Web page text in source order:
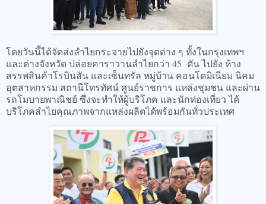
โดยวันนี้ได้จัดส่งลำไยกระจายไปยังจุดต่าง ๆ ทั้งในกรุงเทพฯ
และต่างจังหวัด ปล่อยคาราวานลำไยกว่า 45 ตัน ไปยัง ห้าง
สรรพสินค้าโรบินสัน และเซ็นทรัล หมู่บ้าน คอนโดมิเนียม นิคม
อุตสาหกรรม สถานีโทรทัศน์ ศูนย์ราชการ แหล่งชุมชน และผ่าน
รถโมบายพาณิชย์ ซึ่งจะทำให้ผู้บริโภค และนักท่องเที่ยว ได้
บริโภคลำไยคุณภาพจากแหล่งผลิตได้พร้อมกันทั่วประเทศ